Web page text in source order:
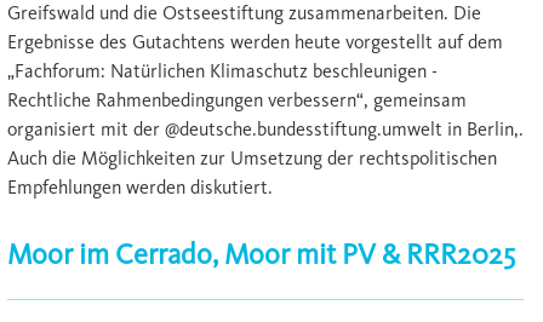
Greifswald und die Ostseestiftung zusammenarbeiten. Die
Ergebnisse des Gutachtens werden heute vorgestellt auf dem
„Fachforum: Natürlichen Klimaschutz beschleunigen -
Rechtliche Rahmenbedingungen verbessern“, gemeinsam
organisiert mit der @deutsche.bundesstiftung.umwelt in Berlin,.
Auch die Möglichkeiten zur Umsetzung der rechtspolitischen
Empfehlungen werden diskutiert.
Moor im Cerrado, Moor mit PV & RRR2025